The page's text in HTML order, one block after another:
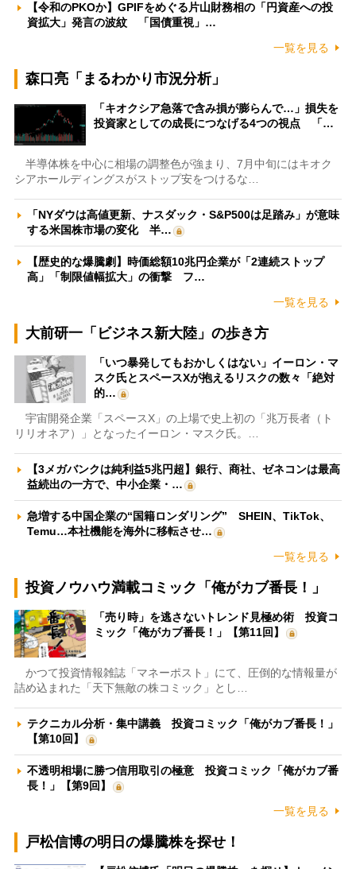
【令和のPKOか】GPIFをめぐる片山財務相の「円資産への投
資拡大」発言の波紋 「国債重視」…
一覧を見る
森口亮「まるわかり市況分析」
「キオクシア急落で含み損が膨らんで…」損失を
投資家としての成長につなげる4つの視点 「…
半導体株を中心に相場の調整色が強まり、7月中旬にはキオク
シアホールディングスがストップ安をつけるな…
「NYダウは高値更新、ナスダック・S&P500は足踏み」が意味
する米国株市場の変化 半…
【歴史的な爆騰劇】時価総額10兆円企業が「2連続ストップ
高」「制限値幅拡大」の衝撃 フ…
一覧を見る
大前研一「ビジネス新大陸」の歩き方
「いつ暴発してもおかしくはない」イーロン・マ
スク氏とスペースXが抱えるリスクの数々「絶対
的…
宇宙開発企業「スペースX」の上場で史上初の「兆万長者（ト
リリオネア）」となったイーロン・マスク氏。…
【3メガバンクは純利益5兆円超】銀行、商社、ゼネコンは最高
益続出の一方で、中小企業・…
急増する中国企業の“国籍ロンダリング” SHEIN、TikTok、
Temu…本社機能を海外に移転させ…
一覧を見る
投資ノウハウ満載コミック「俺がカブ番長！」
「売り時」を逃さないトレンド見極め術 投資コ
ミック「俺がカブ番長！」【第11回】
かつて投資情報雑誌「マネーポスト」にて、圧倒的な情報量が
詰め込まれた「天下無敵の株コミック」とし…
テクニカル分析・集中講義 投資コミック「俺がカブ番長！」
【第10回】
不透明相場に勝つ信用取引の極意 投資コミック「俺がカブ番
長！」【第9回】
一覧を見る
戸松信博の明日の爆騰株を探せ！